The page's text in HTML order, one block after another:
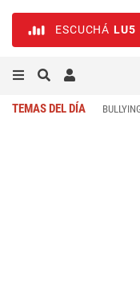
ESCUCHÁ LU5
TEMAS DEL DÍA